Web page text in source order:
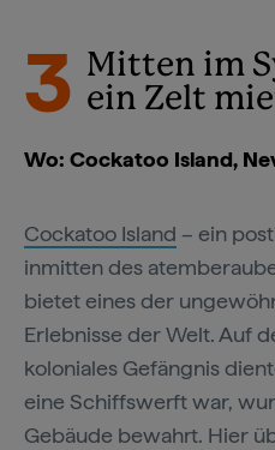
3 Mitten im
ein Zelt
Wo: Cockatoo Island,
Cockatoo Island – ein
inmitten des
bietet eines der
Erlebnisse der Welt. Auf
koloniales Gefängnis
eine Schiffswerft war,
Gebäude bewahrt. Hier